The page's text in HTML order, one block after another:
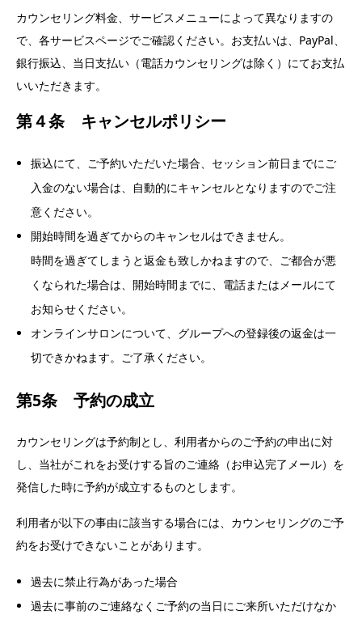
カウンセリング料金、サービスメニューによって異なりますの
で、各サービスページでご確認ください。お支払いは、PayPal、
銀行振込、当日支払い（電話カウンセリングは除く）にてお支払
いいただきます。
第４条 キャンセルポリシー
振込にて、ご予約いただいた場合、セッション前日までにご
入金のない場合は、自動的にキャンセルとなりますのでご注
意ください。
開始時間を過ぎてからのキャンセルはできません。
時間を過ぎてしまうと返金も致しかねますので、ご都合が悪
くなられた場合は、開始時間までに、電話またはメールにて
お知らせください。
オンラインサロンについて、グループへの登録後の返金は一
切できかねます。ご了承ください。
第5条 予約の成立
カウンセリングは予約制とし、利用者からのご予約の申出に対
し、当社がこれをお受けする旨のご連絡（お申込完了メール）を
発信した時に予約が成立するものとします。
利用者が以下の事由に該当する場合には、カウンセリングのご予
約をお受けできないことがあります。
過去に禁止行為があった場合
過去に事前のご連絡なくご予約の当日にご来所いただけなか